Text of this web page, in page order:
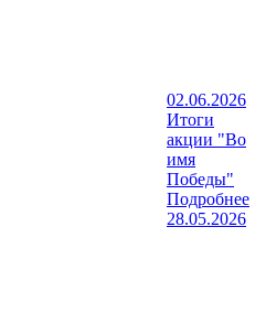
02.06.2026
Итоги
акции "Во
имя
Победы"
Подробнее
28.05.2026